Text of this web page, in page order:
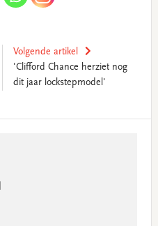
Volgende artikel
'Clifford Chance herziet nog
dit jaar lockstepmodel'